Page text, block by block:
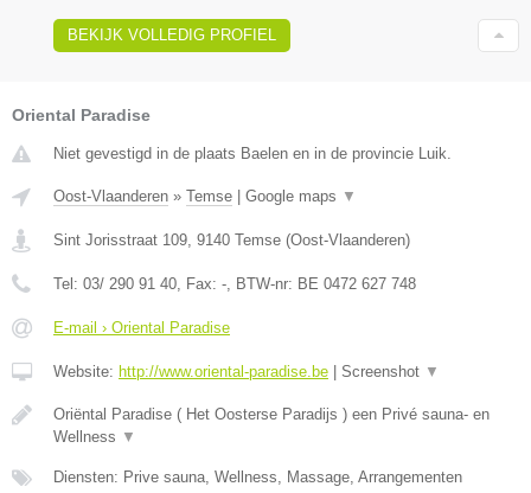
BEKIJK VOLLEDIG PROFIEL
Oriental Paradise
Niet gevestigd in de plaats Baelen en in de provincie Luik.
Oost-Vlaanderen » Temse | Google maps ▼
Sint Jorisstraat 109 9140 Temse (Oost-Vlaanderen)
Tel: 03/ 290 91 40 , Fax: - , BTW-nr: BE 0472 627 748
E-mail › Oriental Paradise
Website: http://www.oriental-paradise.be | Screenshot ▼
Oriëntal Paradise ( Het Oosterse Paradijs ) een Privé sauna- en
Wellness ▼
Diensten: Prive sauna, Wellness, Massage, Arrangementen